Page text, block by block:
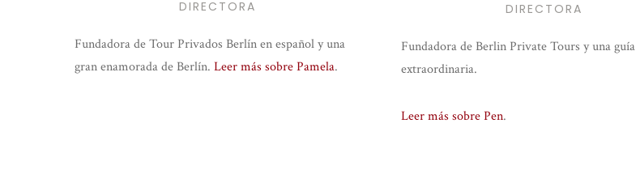
DIRECTORA
Fundadora de Tour Privados Berlín en español y una
gran enamorada de Berlín. Leer más sobre Pamela.
DIRECTORA
Fundadora de Berlin Private Tours y una guía
extraordinaria.
Leer más sobre Pen.